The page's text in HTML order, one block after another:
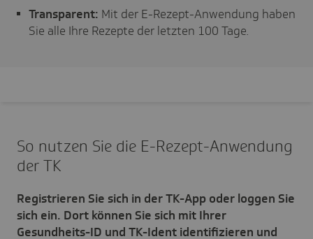
Transparent: Mit der E-Rezept-Anwendung haben
Sie alle Ihre Rezepte der letzten 100 Tage.
So nutzen Sie die E-Rezept-Anwen­dung
der TK
Registrieren Sie sich in der TK-App oder loggen Sie
sich ein. Dort können Sie sich mit Ihrer
Gesundheits-ID und TK-Ident identifizieren und